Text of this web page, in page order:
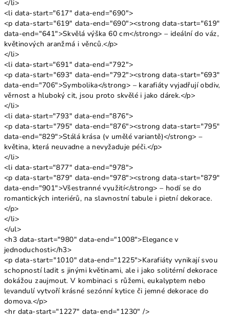
</li>
<li data-start="617" data-end="690">
<p data-start="619" data-end="690"><strong data-start="619"
data-end="641">Skvělá výška 60 cm</strong> – ideální do váz,
květinových aranžmá i věnců.</p>
</li>
<li data-start="691" data-end="792">
<p data-start="693" data-end="792"><strong data-start="693"
data-end="706">Symbolika</strong> – karafiáty vyjadřují obdiv,
věrnost a hluboký cit, jsou proto skvělé i jako dárek.</p>
</li>
<li data-start="793" data-end="876">
<p data-start="795" data-end="876"><strong data-start="795"
data-end="829">Stálá krása (v umělé variantě)</strong> –
květina, která neuvadne a nevyžaduje péči.</p>
</li>
<li data-start="877" data-end="978">
<p data-start="879" data-end="978"><strong data-start="879"
data-end="901">Všestranné využití</strong> – hodí se do
romantických interiérů, na slavnostní tabule i pietní dekorace.
</p>
</li>
</ul>
<h3 data-start="980" data-end="1008">Elegance v
jednoduchosti</h3>
<p data-start="1010" data-end="1225">Karafiáty vynikají svou
schopností ladit s jinými květinami, ale i jako solitérní dekorace
dokážou zaujmout. V kombinaci s růžemi, eukalyptem nebo
levandulí vytvoří krásné sezónní kytice či jemné dekorace do
domova.</p>
<hr data-start="1227" data-end="1230" />